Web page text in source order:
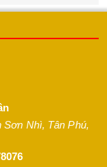
Sơn Nhì, Tân Phú,